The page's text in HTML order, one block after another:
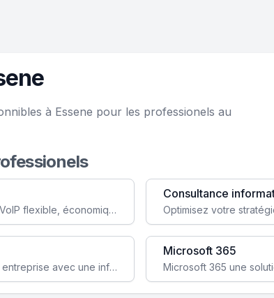
à Essene pour les professionels au
Simplifiez votre communication avec une solution VoIP flexible, économique et adaptée à vos besoins professionnels.
Consultance
Garantissez la stabilité et la performance de votre entreprise avec une infrastructure IT sécurisée et évolutive.
Microsoft 365